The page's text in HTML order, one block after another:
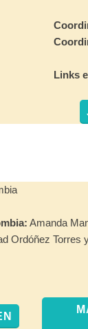
Links
Amanda
Ordóñez Torres